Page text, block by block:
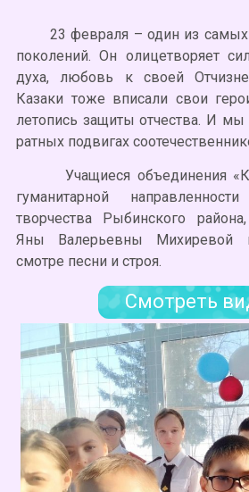
23 февраля – один из самых
поколений. Он олицетворяет
духа, любовь к своей
Казаки тоже вписали свои
летопись защиты отчества. И мы
ратных подвигах
Учащиеся объединения
гуманитарной
творчества Рыбинского
Яны Валерьевны Михиревой
смотре песни и строя.
Смотреть